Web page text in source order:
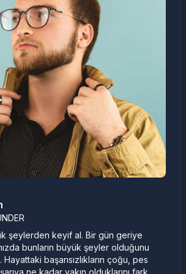
şeylerden keyif al. Bir gün geriye
bunların büyük şeyler olduğunu
başarısızlıkların çoğu, pes
ne kadar yakın olduklarını fark